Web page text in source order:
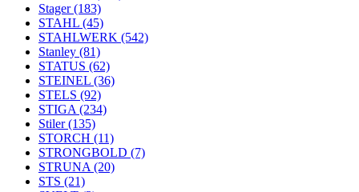
Stager(183)
STAHL (45)
STAHLWERK (542)
Stanley (81)
STATUS (62)
STEINEL (36)
STELS (92)
STIGA (234)
Stiler(135)
STORCH (11)
STRONGBOLD (7)
STRUNA (20)
STS (21)